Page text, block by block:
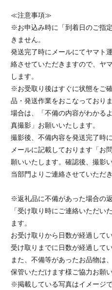
≪注意事項≫
※お申込み時に「到着日のご指
きません。
発送完了時にメールにてヤマト
絡させていただきますので、ヤ
します。
※お受取り後はすぐに状態をご
品・発送作業をおこなっており
場合は、「不備の内容がわかる
真撮影」お願いいたします。
撮影後、不備内容を発送完了時
メールに記載しております「お
願いいたします。確認後、撮影
当部門よりご連絡させていただき
※返礼品に不備があった場合の
「受け取り時にご連絡いただい
ます。
お受け取りから日数が経過して
受け取りまでに日数が経過して
また、不備等があったお品物は
保管いただけます様ご協力お願
※掲載している写真はイメージで